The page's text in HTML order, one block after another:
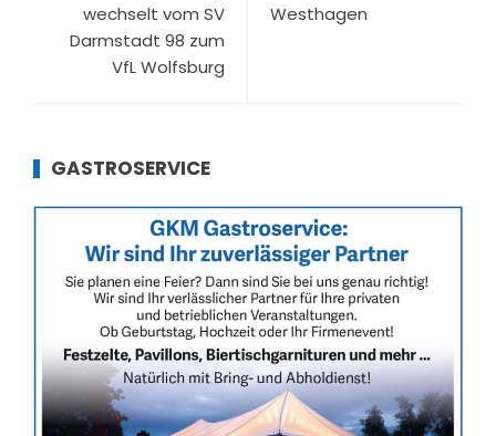
wechselt vom SV
Darmstadt 98 zum
VfL Wolfsburg
Westhagen
GASTROSERVICE